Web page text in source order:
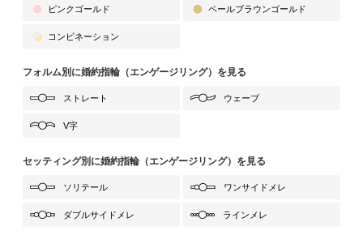
ピンクゴールド ペールブラウンゴールド
コンビネーション
フォルム別に婚約指輪（エンゲージリング）を見る
ストレート ウェーブ
V字
セッティング別に婚約指輪（エンゲージリング）を見る
ソリテール ワンサイドメレ
ダブルサイドメレ ラインメレ